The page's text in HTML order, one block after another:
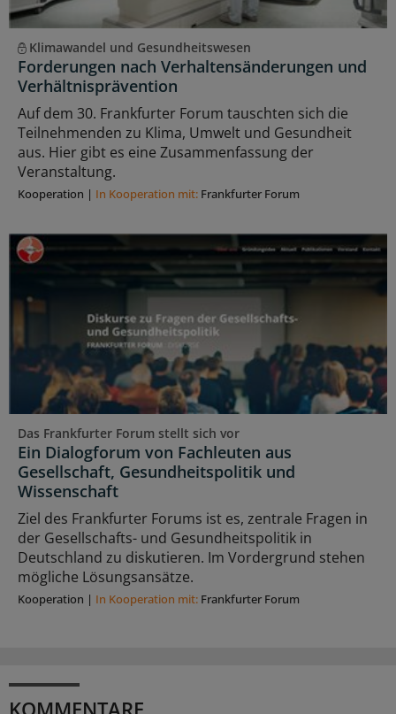
Klimawandel und Gesundheitswesen
Forderungen nach Verhaltensänderungen und
Verhältnisprävention
Auf dem 30. Frankfurter Forum tauschten sich die
Teilnehmenden zu Klima, Umwelt und Gesundheit
aus. Hier gibt es eine Zusammenfassung der
Veranstaltung.
Kooperation | In Kooperation mit: Frankfurter Forum
Das Frankfurter Forum stellt sich vor
Ein Dialogforum von Fachleuten aus
Gesellschaft, Gesundheitspolitik und
Wissenschaft
Ziel des Frankfurter Forums ist es, zentrale Fragen in
der Gesellschafts- und Gesundheitspolitik in
Deutschland zu diskutieren. Im Vordergrund stehen
mögliche Lösungsansätze.
Kooperation | In Kooperation mit: Frankfurter Forum
KOMMENTARE